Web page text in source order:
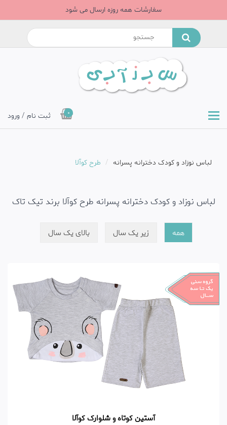
سفارشات همه روزه ارسال می شود
0 ثبت نام / ورود
لباس نوزاد و کودک دخترانه پسرانه طرح کوآلا
لباس نوزاد و کودک دخترانه پسرانه طرح کوآلا برند تیک تاک
همه زیر یک سال بالای یک سال
آستین کوتاه و شلوارک کوآلا